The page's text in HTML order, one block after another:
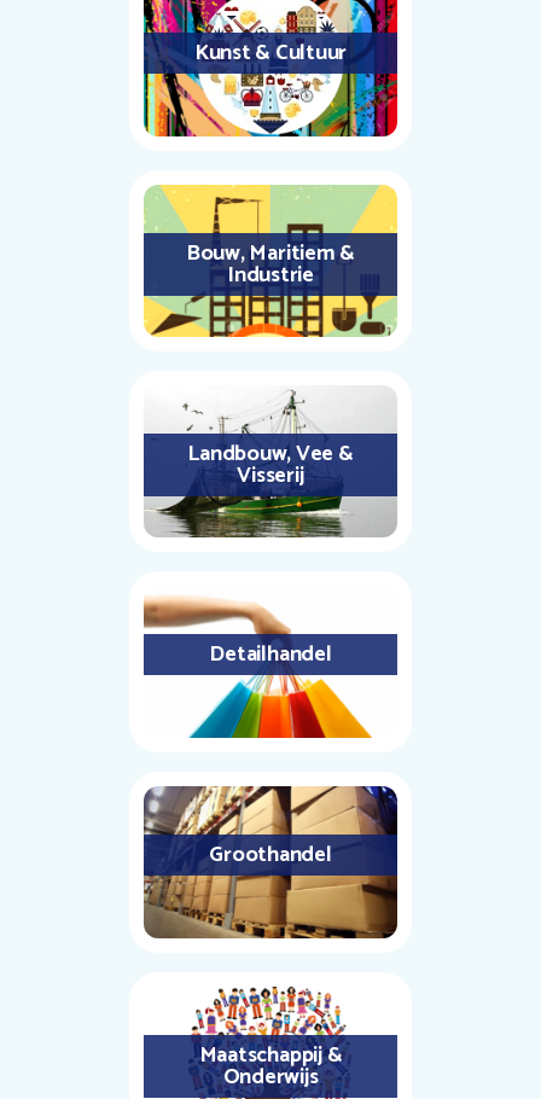
Kunst & Cultuur
Bouw, Maritiem &
Industrie
Landbouw, Vee &
Visserij
Detailhandel
Groothandel
Maatschappij &
Onderwijs